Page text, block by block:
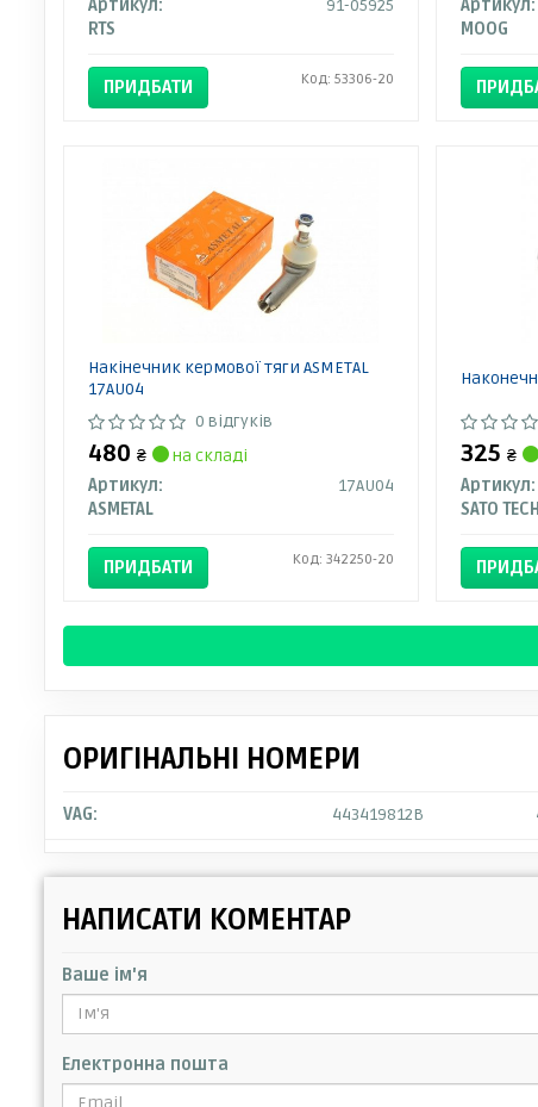
Артикул:
91-05925
RTS
ПРИДБАТИ Код: 53306-20
Артикул:
MOOG
Накінечник кермової тяги ASMETAL
17AU04
0 відгуків
480 ₴
на складі
Артикул:
17AU04
ASMETAL
ПРИДБАТИ Код: 342250-20
325 ₴
Артикул:
SATO TECH
ОРИГІНАЛЬНІ НОМЕРИ
VAG: 443419812B
НАПИСАТИ КОМЕНТАР
Ваше ім'я
Електронна пошта